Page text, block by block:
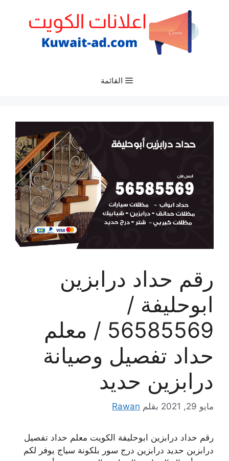
القائمة
رقم حداد درابزين
ابوحليفة /
56585569 / معلم
حداد تفصيل وصيانة
درابزين حديد
مايو 29, 2021 بقلم Rawan
رقم حداد درابزين ابوحليفة الكويت معلم حداد تفصيل
درابزين حديد درابزين درج سور بلكونة سياج يوفر لكم